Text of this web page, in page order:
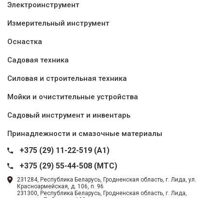
Электроинструмент
Измерительный инструмент
Оснастка
Садовая техника
Силовая и строительная техника
Мойки и очистительные устройства
Садовый инструмент и инвентарь
Принадлежности и смазочные материалы
+375 (29) 11-22-519 (A1)
+375 (29) 55-44-508 (MTC)
231284, Республика Беларусь, Гродненская область, г. Лида, ул.
Красноармейская, д. 106, п. 96
231300, Республика Беларусь, Гродненская область, г. Лида,